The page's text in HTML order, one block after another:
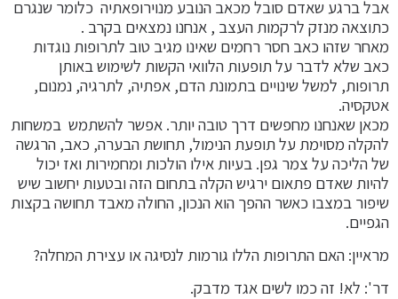
אבל ברגע שאדם סובל מכאב הנובע מנוירופאתיה כלומר שנגרם
כתוצאה מנזק לרקמות העצב , אנחנו נמצאים בקרב .
מאחר שזהו כאב חסר רחמים שאינו מגיב טוב לתרופות נוגדות
כאב שלא לדבר על תופעות הלוואי הקשות לשימוש באותן
תרופות, למשל שינויים בתמונת הדם, אפתיה, לתרגיה, נמנום,
אטקסיה.
מכאן שאנחנו מחפשים דרך טובה יותר. אפשר להשתמש במשחות
להקלה מסוימת על תופעת הנימול, תחושת הבערה, כאב, הרגשה
של הליכה על צמר גפן. בעיות אילו הולכות ומחמירות ואז יכול
להיות שאדם פתאום ירגיש הקלה בתחום הזה ובטעות יחשוב שיש
שיפור במצבו כאשר ההפך הוא הנכון, החולה מאבד תחושה בקצות
הגפיים.
מראיין: האם התרופות הללו גורמות לנסיגה או עצירת המחלה?
דר': לא! זה כמו לשים אגד מדבק.